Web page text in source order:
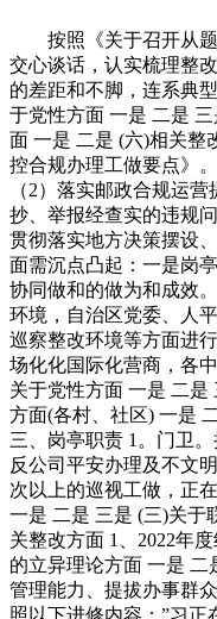
按照《关于召开从题
交心谈话，认实梳理整
的差距和不脚，连系典
于党性方面 一是 二是
面 一是 二是 (六)相关整
控合规办理工做要点》
（2）落实邮政合规运
抄、举报经查实的违规
贯彻落实地方决策摆设
面需沉点凸起：一是岗
协同做和的做为和成效
环境，自治区党委、人
巡察整改环境等方面进
场化化国际化营商，各
关于党性方面 一是 二
方面(各村、社区) 一是
三、岗亭职责 1。门卫
反公司平安办理及不文
次以上的巡视工做，正
一是 二是 三是 (三)关于
关整改方面 1、2022年
的立异理论方面 一是
管理能力、提拔办事群
照以下进修内容：”习正